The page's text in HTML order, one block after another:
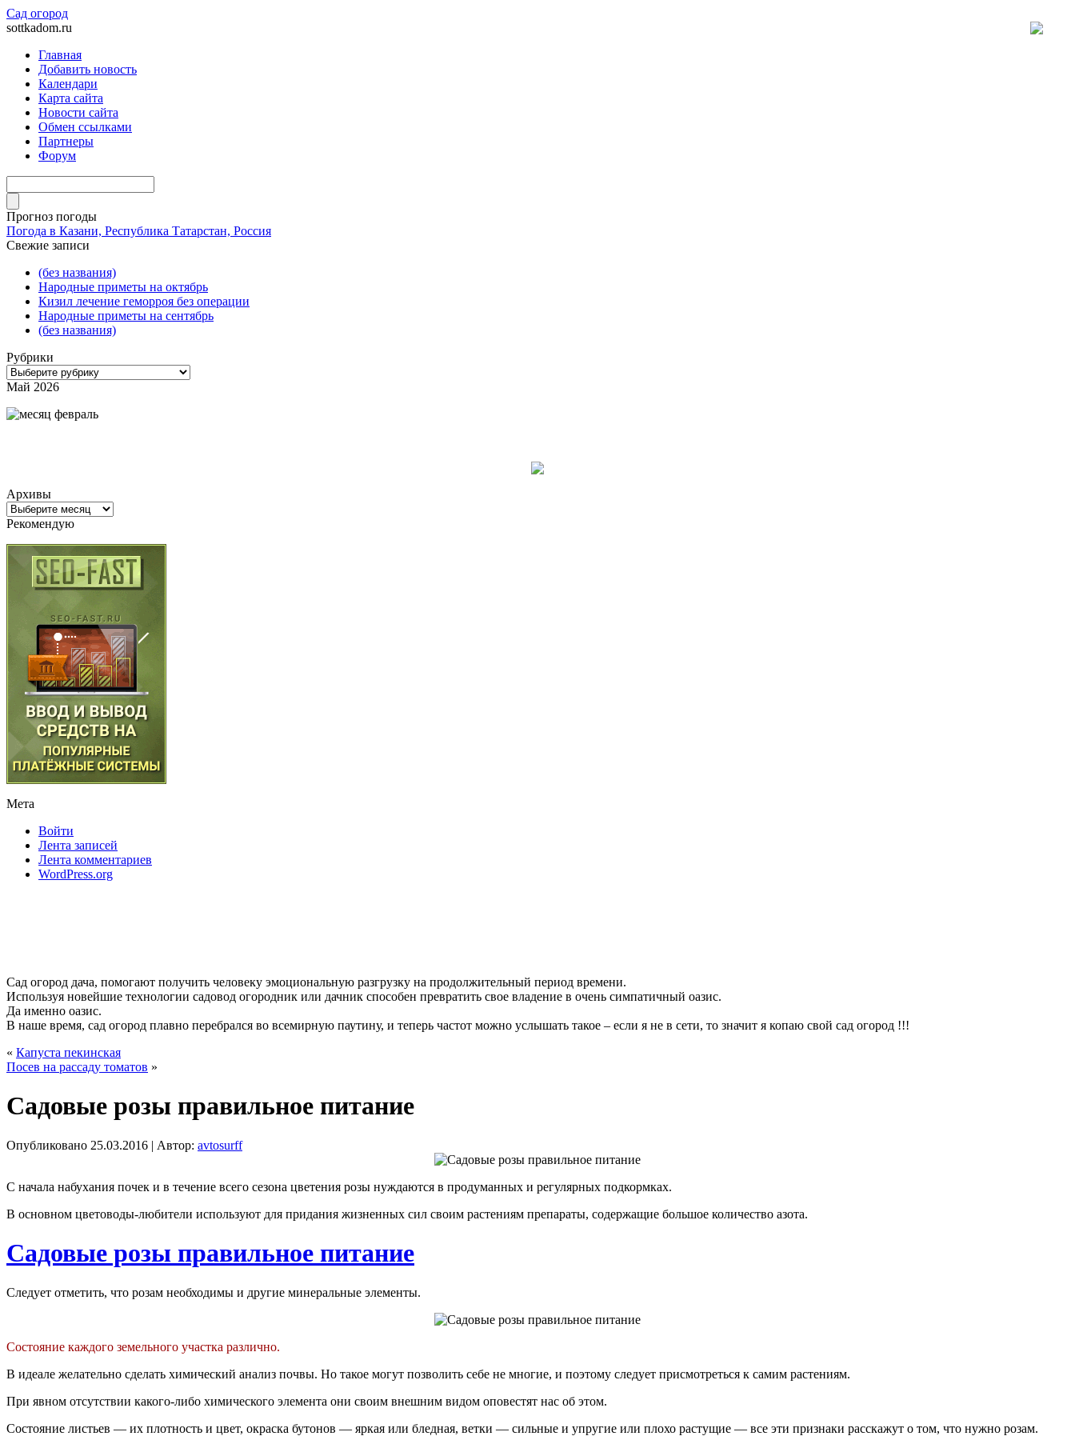
Сад огород
sottkadom.ru
Главная
Добавить новость
Календари
Карта сайта
Новости сайта
Обмен ссылками
Партнеры
Форум
Прогноз погоды
Погода в Казани, Республика Татарстан, Россия
Свежие записи
(без названия)
Народные приметы на октябрь
Кизил лечение геморроя без операции
Народные приметы на сентябрь
(без названия)
Рубрики
Рубрики
Май 2026
Архивы
Архивы
Рекомендую
Мета
Войти
Лента записей
Лента комментариев
WordPress.org
Сад огород дача, помогают получить человеку эмоциональную разгрузку на продолжительный период времени.
Используя новейшие технологии садовод огородник или дачник способен превратить свое владение в очень симпатичный оазис.
Да именно оазис.
В наше время, сад огород плавно перебрался во всемирную паутину, и теперь частот можно услышать такое – если я не в сети, то значит я копаю свой сад огород !!!
« Капуста пекинская
Посев на рассаду томатов »
Садовые розы правильное питание
Опубликовано 25.03.2016 | Автор: avtosurff
С начала набухания почек и в течение всего сезона цветения розы нуждаются в продуманных и регулярных подкормках.
В основном цветоводы-любители используют для придания жизненных сил своим растениям препараты, содержащие большое количество азота.
Садовые розы правильное питание
Следует отметить, что розам необходимы и другие минеральные элементы.
Состояние каждого земельного участка различно.
В идеале желательно сделать химический анализ почвы. Но такое могут позволить себе не многие, и поэтому следует присмотреться к самим растениям.
При явном отсутствии какого-либо химического элемента они своим внешним видом оповестят нас об этом.
Состояние листьев — их плотность и цвет, окраска бутонов — яркая или бледная, ветки — сильные и упругие или плохо растущие — все эти признаки расскажут о том, что нужно розам.